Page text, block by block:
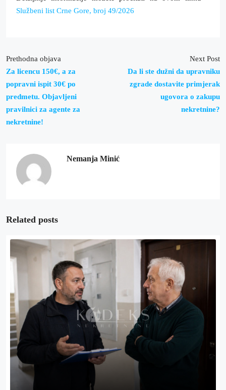
Službeni list Crne Gore, broj 49/2026
Prethodna objava
Za licencu 150€, a za
popravni ispit 30€ po
predmetu. Objavljeni
pravilnici za agente za
nekretnine!
Next Post
Da li ste dužni da upravniku
zgrade dostavite primjerak
ugovora o zakupu
nekretnine?
Nemanja Minić
Related posts